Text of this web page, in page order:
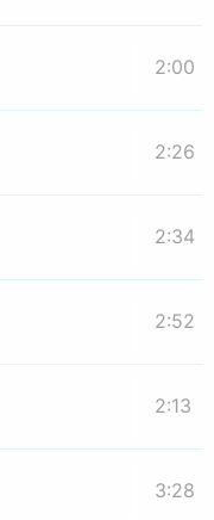
2:00
2:26
2:34
2:52
2:13
3:28